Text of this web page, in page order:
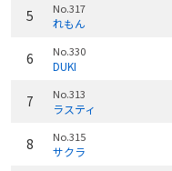
5 No.317
れもん
6 No.330
DUKI
7 No.313
ラスティ
8 No.315
サクラ